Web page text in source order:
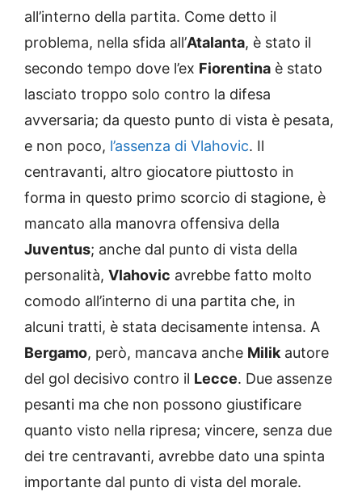
all’interno della partita. Come detto il
problema, nella sfida all’Atalanta, è stato il
secondo tempo dove l’ex Fiorentina è stato
lasciato troppo solo contro la difesa
avversaria; da questo punto di vista è pesata,
e non poco, l’assenza di Vlahovic. Il
centravanti, altro giocatore piuttosto in
forma in questo primo scorcio di stagione, è
mancato alla manovra offensiva della
Juventus; anche dal punto di vista della
personalità, Vlahovic avrebbe fatto molto
comodo all’interno di una partita che, in
alcuni tratti, è stata decisamente intensa. A
Bergamo, però, mancava anche Milik autore
del gol decisivo contro il Lecce. Due assenze
pesanti ma che non possono giustificare
quanto visto nella ripresa; vincere, senza due
dei tre centravanti, avrebbe dato una spinta
importante dal punto di vista del morale.